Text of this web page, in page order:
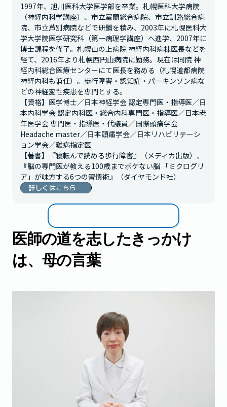
1997年、旭川医科大学医学部を卒業。札幌医科大学病院
（神経内科学講座）、市立室蘭総合病院、市立釧路総合病
院、市立芦別病院などで研鑽を積み、2003年に札幌医科大
学大学院医学研究科（第一病理学講座）へ進学、2007年に
博士課程を修了。札幌山の上病院 神経内科病棟医長などを
経て、2016年より札幌西円山病院に勤務。現在は同院 神
経内科総合医療センターにて医長を務める（札幌道都病院
神経内科も兼任）。歩行障害・認知症・パーキンソン病な
どの神経変性疾患を専門とする。
【資格】医学博士／日本神経学会 認定専門医・指導医／日
本内科学会 認定内科医・総合内科専門医・指導医／日本老
年医学会 専門医・指導医・代議員／国際頭痛学会
Headache master／日本頭痛学会／日本リハビリテーシ
ョン学会／難病指定医
【著書】『寝転んで読める歩行障害』（メディカ出版）、
『脳の専門医が教える100歳までボケない脳 「ミクログリ
詳しくはこちら
医師の道を志したきっかけ
は、母の言葉